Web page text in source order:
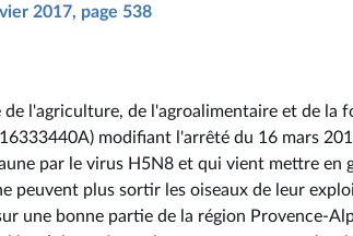
2017, page 538
l'agriculture, de l'agroalimentaire et de la
modifiant l'arrêté du 16 mars
par le virus H5N8 et qui vient mettre en
peuvent plus sortir les oiseaux de leur
une bonne partie de la région Provence-